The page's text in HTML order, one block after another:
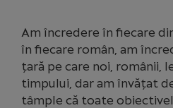
Am încredere în fiecare
în fiecare român, am
țară pe care noi, românii,
timpului, dar am învățat
tâmple că toate